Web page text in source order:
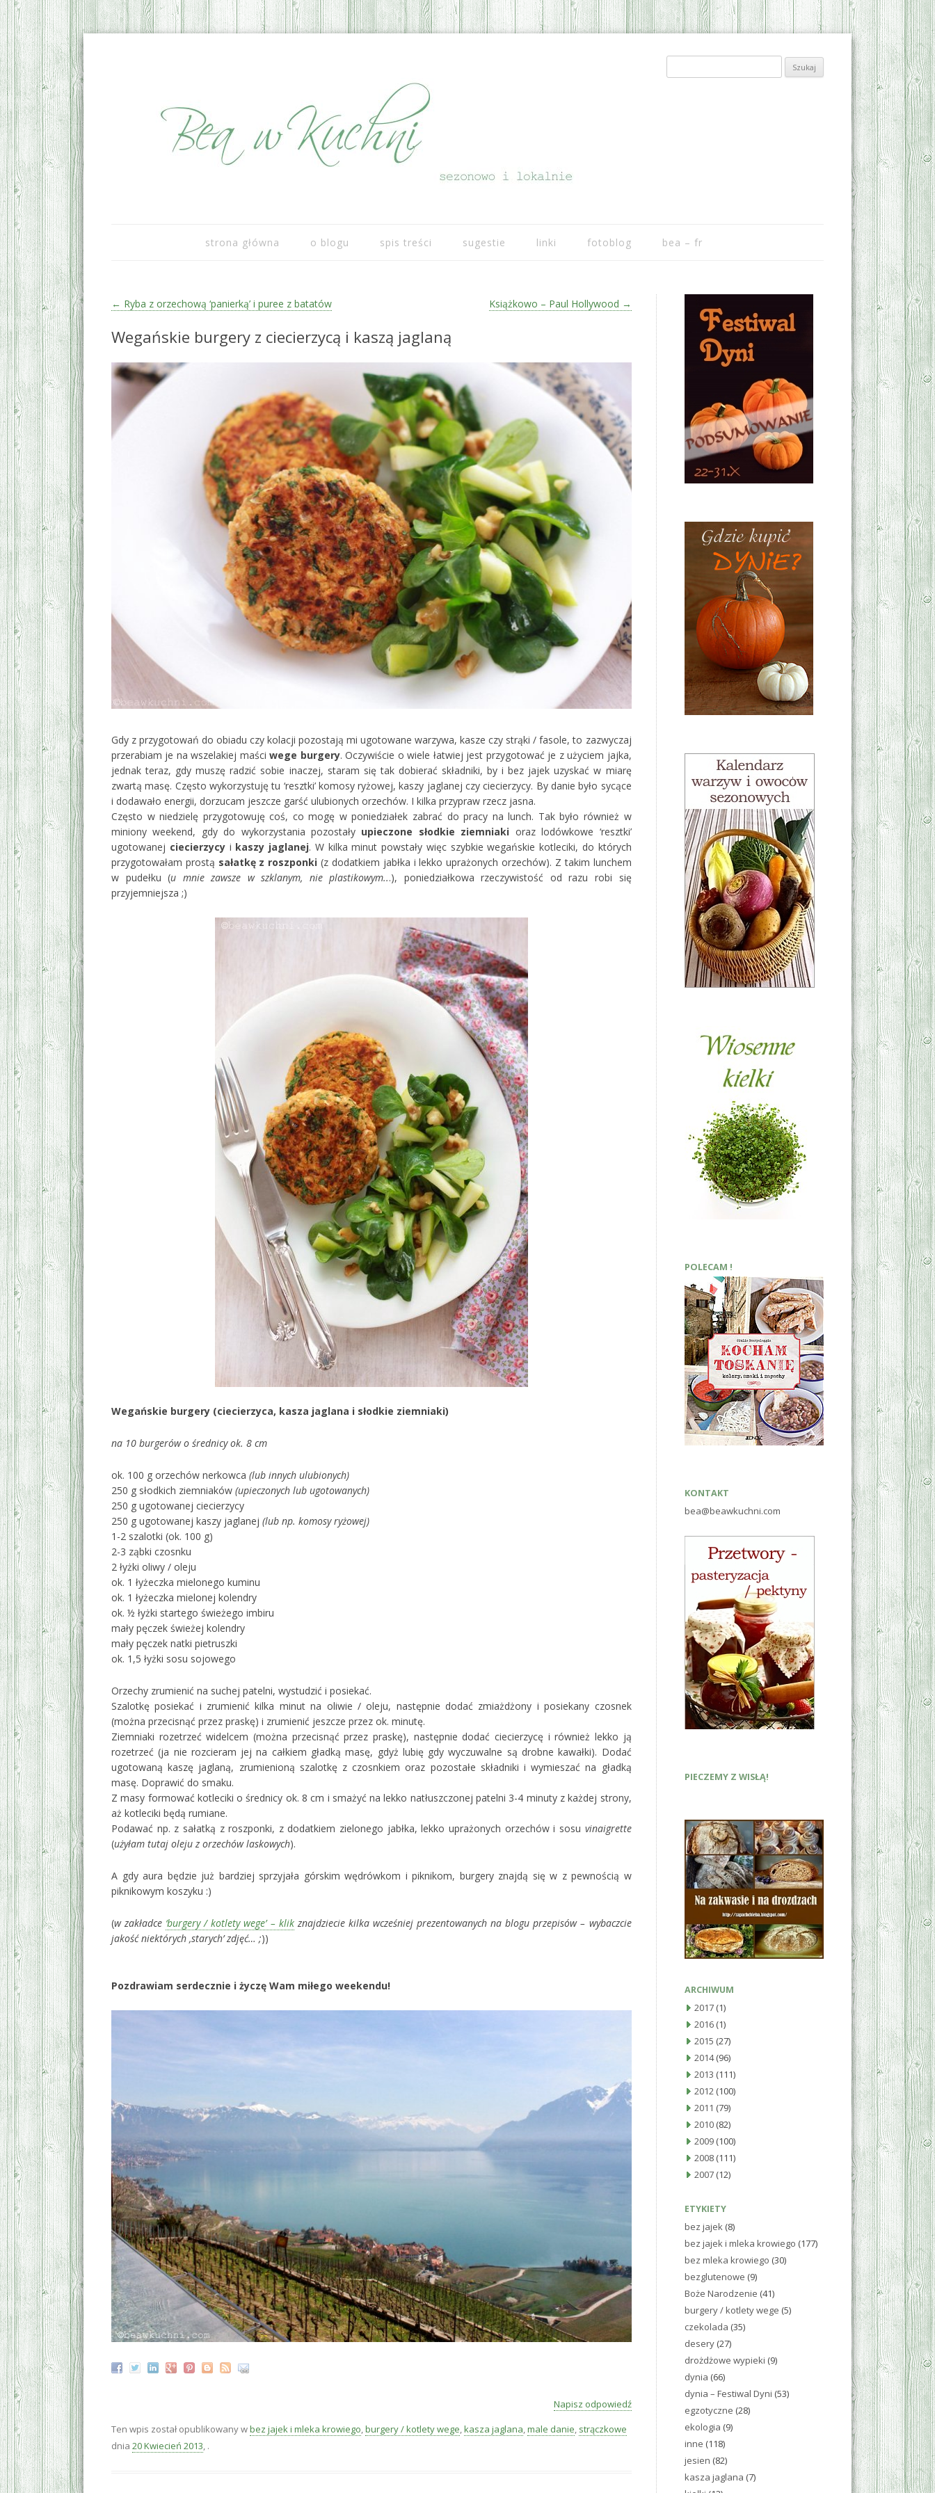
Szukaj:
strona główna
o blogu spis treści sugestie linki fotoblog bea – fr
Zobacz wpisy
← Ryba z orzechową ‘panierką’ i puree z batatów Książkowo – Paul Hollywood →
Wegańskie burgery z ciecierzycą i kaszą jaglaną
Gdy z przygotowań do obiadu czy kolacji pozostają mi ugotowane warzywa, kasze czy strąki / fasole, to zazwyczaj
przerabiam je na wszelakiej maściwege burgery. Oczywiście o wiele łatwiej jest przygotować je z użyciem jajka,
jednak teraz, gdy muszę radzić sobie inaczej, staram się tak dobierać składniki, by i bez jajek uzyskać w miarę
zwartą masę. Często wykorzystuję tu ‘resztki’ komosy ryżowej, kaszy jaglanej czy ciecierzycy. By danie było sycące
i dodawało energii, dorzucam jeszcze garść ulubionych orzechów. I kilka przypraw rzecz jasna.
Często w niedzielę przygotowuję coś, co mogę w poniedziałek zabrać do pracy na lunch. Tak było również w
miniony weekend, gdy do wykorzystania pozostały upieczone słodkie ziemniaki oraz lodówkowe ‘resztki’
ugotowanej ciecierzycyi kaszy jaglanej. W kilka minut powstały więc szybkie wegańskie kotleciki, do których
przygotowałam prostą sałatkę z roszponki (z dodatkiem jabłka i lekko uprażonych orzechów). Z takim lunchem
w pudełku (u mnie zawsze w szklanym, nie plastikowym...), poniedziałkowa rzeczywistość od razu robi się
przyjemniejsza ;)
Wegańskie burgery (ciecierzyca, kasza jaglana i słodkie ziemniaki)
na 10 burgerów o średnicy ok. 8 cm
ok. 100 g orzechów nerkowca (lub innych ulubionych)
250 g słodkich ziemniaków (upieczonych lub ugotowanych)
250 g ugotowanej ciecierzycy
250 g ugotowanej kaszy jaglanej (lub np. komosy ryżowej)
1-2 szalotki (ok. 100 g)
2-3 ząbki czosnku
2 łyżki oliwy / oleju
ok. 1 łyżeczka mielonego kuminu
ok. 1 łyżeczka mielonej kolendry
ok. ½ łyżki startego świeżego imbiru
mały pęczek świeżej kolendry
mały pęczek natki pietruszki
ok. 1,5 łyżki sosu sojowego
Orzechy zrumienić na suchej patelni, wystudzić i posiekać.
Szalotkę posiekać i zrumienić kilka minut na oliwie / oleju, następnie dodać zmiażdżony i posiekany czosnek
(można przecisnąć przez praskę) i zrumienić jeszcze przez ok. minutę.
Ziemniaki rozetrzeć widelcem (można przecisnąć przez praskę), następnie dodać ciecierzycę i również lekko ją
rozetrzeć (ja nie rozcieram jej na całkiem gładką masę, gdyż lubię gdy wyczuwalne są drobne kawałki). Dodać
ugotowaną kaszę jaglaną, zrumienioną szalotkę z czosnkiem oraz pozostałe składniki i wymieszać na gładką
masę. Doprawić do smaku.
Z masy formować kotleciki o średnicy ok. 8 cm i smażyć na lekko natłuszczonej patelni 3-4 minuty z każdej strony,
aż kotleciki będą rumiane.
Podawać np. z sałatką z roszponki, z dodatkiem zielonego jabłka, lekko uprażonych orzechów i sosu vinaigrette
(użyłam tutaj oleju z orzechów laskowych).
A gdy aura będzie już bardziej sprzyjała górskim wędrówkom i piknikom, burgery znajdą się w z pewnością w
piknikowym koszyku :)
(w zakładce ‘burgery / kotlety wege’ – klikznajdziecie kilka wcześniej prezentowanych na blogu przepisów – wybaczcie
jakość niektórych ‚starych’ zdjęć… ;))
Pozdrawiam serdecznie i życzę Wam miłego weekendu!
Napisz odpowiedź
Ten wpis został opublikowany wbez jajek i mleka krowiego,burgery / kotlety wege,kasza jaglana,male danie, strączkowe
dnia 20 Kwiecień 2013, .
POLECAM !
KONTAKT
bea@beawkuchni.com
PIECZEMY Z WISŁĄ!
ARCHIWUM
2017 (1)
2016 (1)
2015 (27)
2014(96)
2013 (111)
2012 (100)
2011 (79)
2010 (82)
2009 (100)
2008 (111)
2007 (12)
ETYKIETY
bez jajek (8)
bez jajek i mleka krowiego (177)
bez mleka krowiego (30)
bezglutenowe (9)
Boże Narodzenie (41)
burgery / kotlety wege (5)
czekolada (35)
desery (27)
drożdżowe wypieki (9)
dynia (66)
dynia – Festiwal Dyni (53)
egzotyczne (28)
ekologia (9)
inne (118)
jesien (82)
kasza jaglana (7)